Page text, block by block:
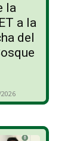
la
a la
del